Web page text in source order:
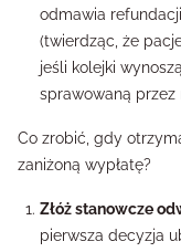
odmawia
(twierdząc, że
jeśli kolejki
sprawowaną przez
Co zrobić, gdy
zaniżoną wypłatę?
Złóż stanowcze
pierwsza decyzja